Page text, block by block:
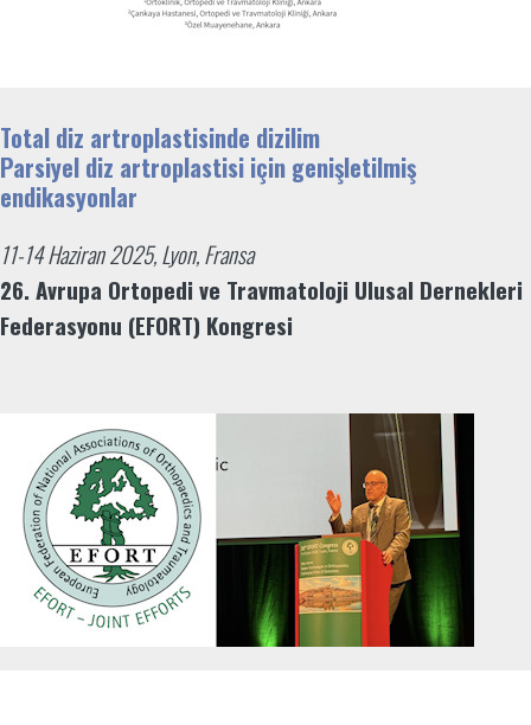
Total diz artroplastisinde dizilim
Parsiyel diz artroplastisi için genişletilmiş
endikasyonlar
11-14 Haziran 2025, Lyon, Fransa
26. Avrupa Ortopedi ve Travmatoloji Ulusal Dernekleri
Federasyonu (EFORT) Kongresi